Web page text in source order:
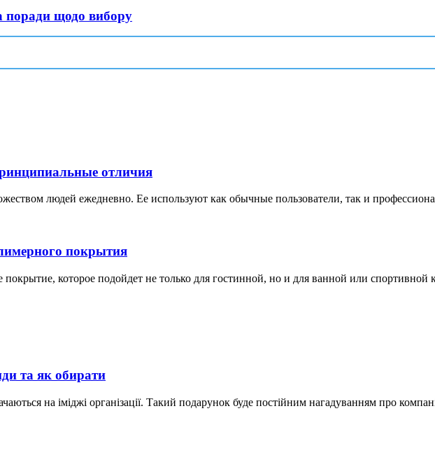
поради щодо вибору
отличия
людей ежедневно. Ее используют как обычные пользователи, так и
покрытия
которое подойдет не только для гостинной, но и для ванной или спортивной
та як обирати
на іміджі організації. Такий подарунок буде постійним нагадуванням про